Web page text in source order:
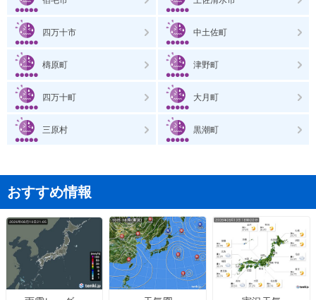
四万十市 中土佐町
檮原町 津野町
四万十町 大月町
三原村 黒潮町
おすすめ情報